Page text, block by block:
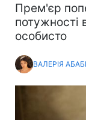
Прем'єр
потужності
особисто
ВАЛЕРІЯ